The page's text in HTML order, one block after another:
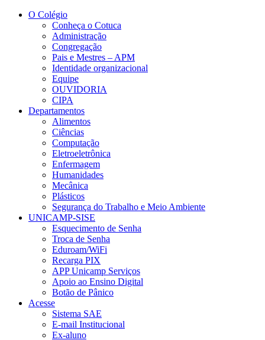
Conteúdo principal
O Colégio
Conheça o Cotuca
Administração
Congregação
Pais e Mestres – APM
Identidade organizacional
Equipe
OUVIDORIA
CIPA
Departamentos
Alimentos
Ciências
Computação
Eletroeletrônica
Enfermagem
Humanidades
Mecânica
Plásticos
Segurança do Trabalho e Meio Ambiente
UNICAMP-SISE
Esquecimento de Senha
Troca de Senha
Eduroam/WiFi
Recarga PIX
APP Unicamp Serviços
Apoio ao Ensino Digital
Botão de Pânico
Acesse
Sistema SAE
E-mail Institucional
Ex-aluno